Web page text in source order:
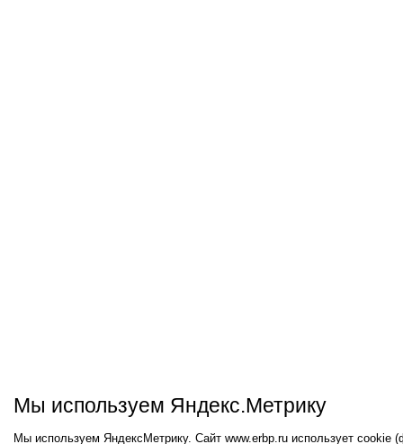
Мы используем Яндекс.Метрику
Мы используем ЯндексМетрику. Сайт www.erbp.ru использует